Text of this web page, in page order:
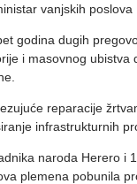
vanjskih poslova
godina dugih
i masovnog ubistva
reparacije
infrastrukturnih
naroda Herero i
plemena pobunila